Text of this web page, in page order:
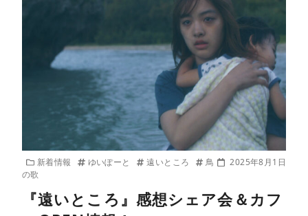
新着情報 ゆいぽーと 遠いところ
鳥
の歌
2025年8月1日
『遠いところ』感想シェア会＆カフ